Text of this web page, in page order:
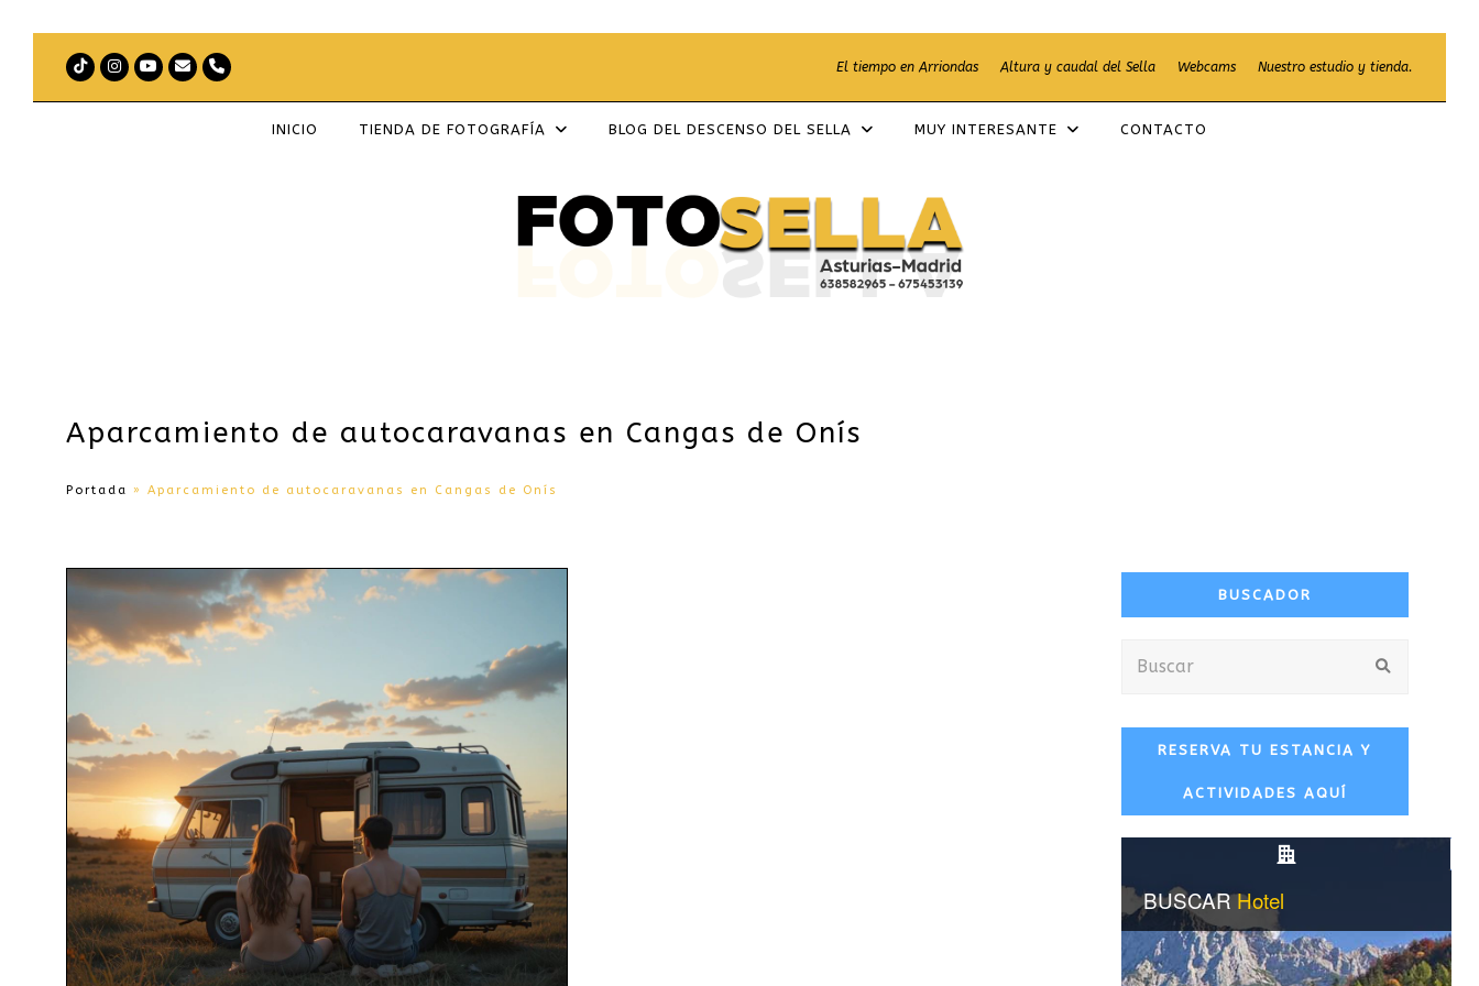
El tiempo en Arriondas Altura y caudal del Sella Webcams Nuestro estudio y tienda.
TiktokInstagram
Youtube
CorreoTeléfono
INICIO TIENDA DE FOTOGRAFÍA BLOG DEL DESCENSO DEL SELLA MUY INTERESANTE CONTACTO
Aparcamiento de autocaravanas en Cangas de Onís
Portada » Aparcamiento de autocaravanas en Cangas de Onís
BUSCADOR
RESERVA TU ESTANCIA Y
ACTIVIDADES AQUÍ